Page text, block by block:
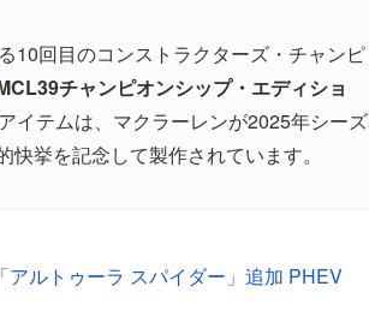
10回目のコンストラクターズ・チャンピ
チャンピオンシップ・エディショ
イテムは、マクラーレンが2025年シーズ
快挙を記念して製作されています。
ルトゥーラ スパイダー」追加 PHEV